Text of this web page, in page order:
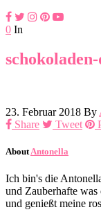
0 In
23. Februar 2018 By
Share
Tweet
About Antonella
Ich bin's die
und Zauberhafte
und genießt meine